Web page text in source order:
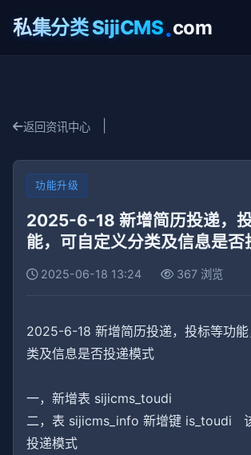
私集分类 SijiCMS.com
返回资讯中心
功能升级
2025-6-18 新增简历投递，
能，可自定义分类及信息是否
2025-06-18 13:24 367 浏览
2025-6-18 新增简历投递，投标等功能
类及信息是否投递模式
一，新增表 sijicms_toudi
二，表 sijicms_info 新增键 is_toudi
投递模式